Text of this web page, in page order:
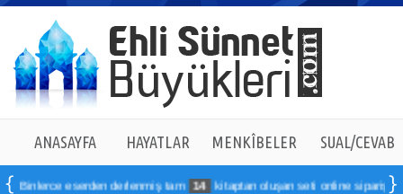
ANASAYFA HAYATLAR MENKÎBELER SUAL/CEVAB
eserden derlenmiş tam 14 kitaptan oluşan seti online sipariş verebilirsiniz